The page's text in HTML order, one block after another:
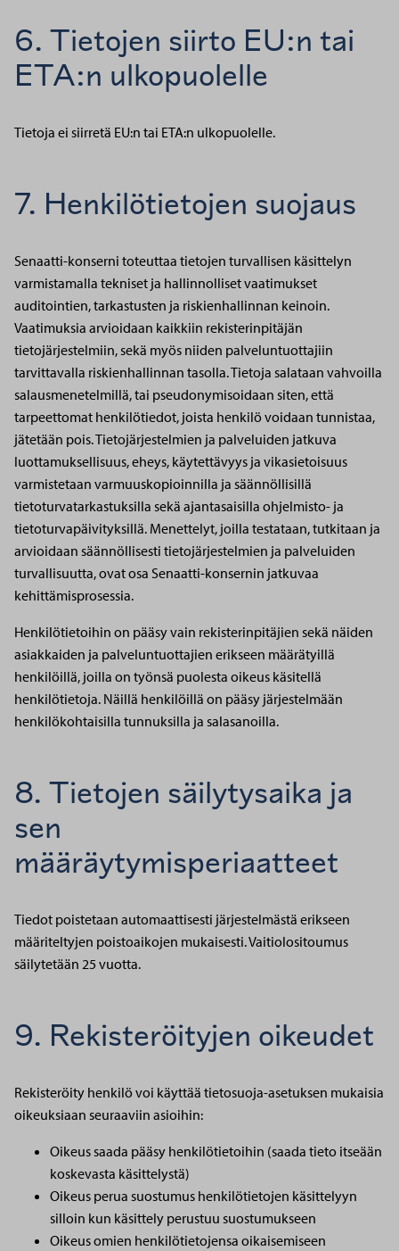
6. Tietojen siirto EU:n tai
ETA:n ulkopuolelle
Tietoja ei siirretä EU:n tai ETA:n ulkopuolelle.
7. Henkilötietojen suojaus
Senaatti-konserni toteuttaa tietojen turvallisen käsittelyn
varmistamalla tekniset ja hallinnolliset vaatimukset
auditointien, tarkastusten ja riskienhallinnan keinoin.
Vaatimuksia arvioidaan kaikkiin rekisterinpitäjän
tietojärjestelmiin, sekä myös niiden palveluntuottajiin
tarvittavalla riskienhallinnan tasolla. Tietoja salataan vahvoilla
salausmenetelmillä, tai pseudonymisoidaan siten, että
tarpeettomat henkilötiedot, joista henkilö voidaan tunnistaa,
jätetään pois. Tietojärjestelmien ja palveluiden jatkuva
luottamuksellisuus, eheys, käytettävyys ja vikasietoisuus
varmistetaan varmuuskopioinnilla ja säännöllisillä
tietoturvatarkastuksilla sekä ajantasaisilla ohjelmisto- ja
tietoturvapäivityksillä. Menettelyt, joilla testataan, tutkitaan ja
arvioidaan säännöllisesti tietojärjestelmien ja palveluiden
turvallisuutta, ovat osa Senaatti-konsernin jatkuvaa
kehittämisprosessia.
Henkilötietoihin on pääsy vain rekisterinpitäjien sekä näiden
asiakkaiden ja palveluntuottajien erikseen määrätyillä
henkilöillä, joilla on työnsä puolesta oikeus käsitellä
henkilötietoja. Näillä henkilöillä on pääsy järjestelmään
henkilökohtaisilla tunnuksilla ja salasanoilla.
8. Tietojen säilytysaika ja
sen
määräytymisperiaatteet
Tiedot poistetaan automaattisesti järjestelmästä erikseen
määriteltyjen poistoaikojen mukaisesti. Vaitiolositoumus
säilytetään 25 vuotta.
9. Rekisteröityjen oikeudet
Rekisteröity henkilö voi käyttää tietosuoja-asetuksen mukaisia
oikeuksiaan seuraaviin asioihin:
Oikeus saada pääsy henkilötietoihin (saada tieto itseään
koskevasta käsittelystä)
Oikeus perua suostumus henkilötietojen käsittelyyn
silloin kun käsittely perustuu suostumukseen
Oikeus omien henkilötietojensa oikaisemiseen